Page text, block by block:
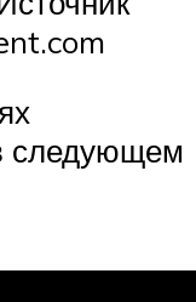
следующем